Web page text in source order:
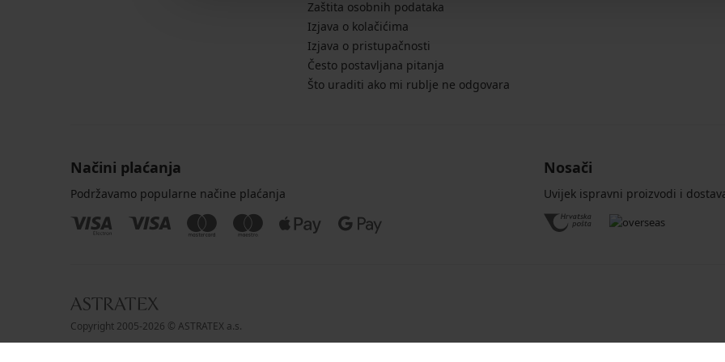
Zaštita osobnih podataka
Izjava o kolačićima
Izjava o pristupačnosti
Često postavljana pitanja
Što uraditi ako mi rublje ne odgovara
Načini plaćanja
Podržavamo popularne načine plaćanja
Nosači
Uvijek ispravni proizvodi i
Copyright 2005-2026 © ASTRATEX a.s.